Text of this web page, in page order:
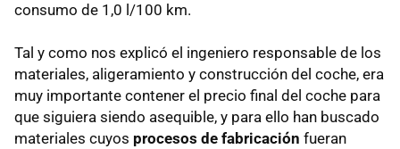
consumo de 1,0 l/100 km.
Tal y como nos explicó el ingeniero responsable de los
materiales, aligeramiento y construcción del coche, era
muy importante contener el precio final del coche para
que siguiera siendo asequible, y para ello han buscado
materiales cuyos procesos de fabricación fueran